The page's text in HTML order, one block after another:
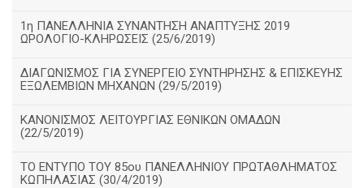
1η ΠΑΝΕΛΛΗΝΙΑ ΣΥΝΑΝΤΗΣΗ ΑΝΑΠΤΥΞΗΣ 2019
ΩΡΟΛΟΓΙΟ-ΚΛΗΡΩΣΕΙΣ (25/6/2019)
ΔΙΑΓΩΝΙΣΜΟΣ ΓΙΑ ΣΥΝΕΡΓΕΙΟ ΣΥΝΤΗΡΗΣΗΣ & ΕΠΙΣΚΕΥΗΣ
ΕΞΩΛΕΜΒΙΩΝ ΜΗΧΑΝΩΝ (29/5/2019)
ΚΑΝΟΝΙΣΜΟΣ ΛΕΙΤΟΥΡΓΙΑΣ ΕΘΝΙΚΩΝ ΟΜΑΔΩΝ
(22/5/2019)
ΤΟ ΕΝΤΥΠΟ ΤΟΥ 85ου ΠΑΝΕΛΛΗΝΙΟΥ ΠΡΩΤΑΘΛΗΜΑΤΟΣ
ΚΩΠΗΛΑΣΙΑΣ (30/4/2019)